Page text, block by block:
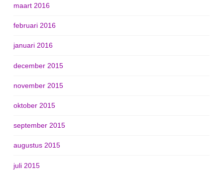
maart 2016
februari 2016
januari 2016
december 2015
november 2015
oktober 2015
september 2015
augustus 2015
juli 2015